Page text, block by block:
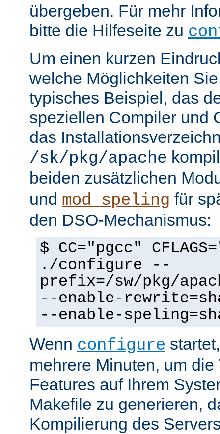
übergeben. Für mehr
bitte die Hilfeseite zu
Um einen kurzen
welche Möglichkeiten
typisches Beispiel, das
speziellen Compiler und
das
/sk/pkg/apache
beiden zusätzlichen
und mod_speling für
den DSO-Mechanismus:
$ CC="pgcc"
./configure --
prefix=/sw/pkg/
--enable-
--enable-
Wenn configure
mehrere Minuten, um
Features auf Ihrem
Makefile zu generieren,
Kompilierung des